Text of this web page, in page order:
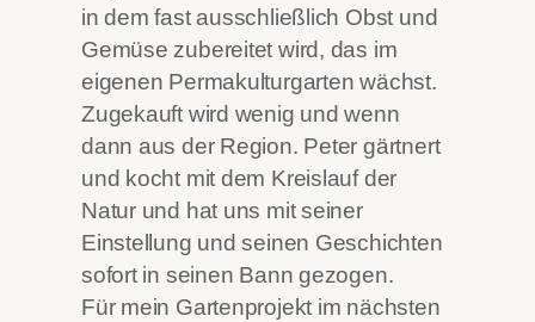
in dem fast ausschließlich Obst und
Gemüse zubereitet wird, das im
eigenen Permakulturgarten wächst.
Zugekauft wird wenig und wenn
dann aus der Region. Peter gärtnert
und kocht mit dem Kreislauf der
Natur und hat uns mit seiner
Einstellung und seinen Geschichten
sofort in seinen Bann gezogen.
Für mein Gartenprojekt im nächsten